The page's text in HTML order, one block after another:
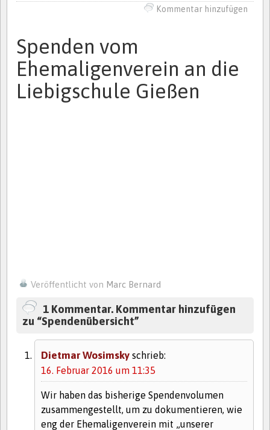
Kommentar hinzufügen
Spenden vom
Ehemaligenverein an die
Liebigschule Gießen
Veröffentlicht von Marc Bernard
1 Kommentar. Kommentar hinzufügen
zu “Spendenübersicht”
Dietmar Wosimsky schrieb:
16. Februar 2016 um 11:35
Wir haben das bisherige Spendenvolumen
zusammengestellt, um zu dokumentieren, wie
eng der Ehemaligenverein mit „unserer